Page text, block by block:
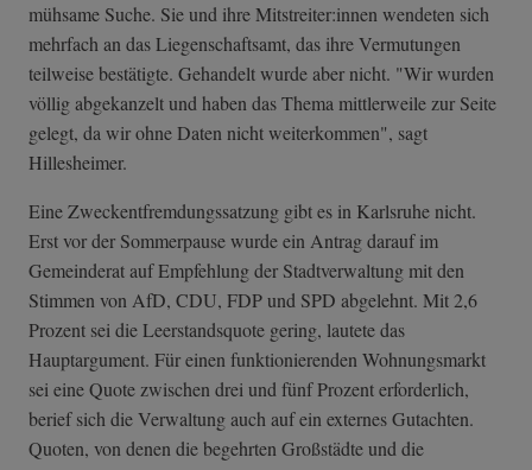
mühsame Suche. Sie und ihre Mitstreiter:innen wendeten sich
mehrfach an das Liegenschaftsamt, das ihre Vermutungen
teilweise bestätigte. Gehandelt wurde aber nicht. "Wir wurden
völlig abgekanzelt und haben das Thema mittlerweile zur Seite
gelegt, da wir ohne Daten nicht weiterkommen", sagt
Hillesheimer.
Eine Zweckentfremdungssatzung gibt es in Karlsruhe nicht.
Erst vor der Sommerpause wurde ein Antrag darauf im
Gemeinderat auf Empfehlung der Stadtverwaltung mit den
Stimmen von AfD, CDU, FDP und SPD abgelehnt. Mit 2,6
Prozent sei die Leerstandsquote gering, lautete das
Hauptargument. Für einen funktionierenden Wohnungsmarkt
sei eine Quote zwischen drei und fünf Prozent erforderlich,
berief sich die Verwaltung auch auf ein externes Gutachten.
Quoten, von denen die begehrten Großstädte und die